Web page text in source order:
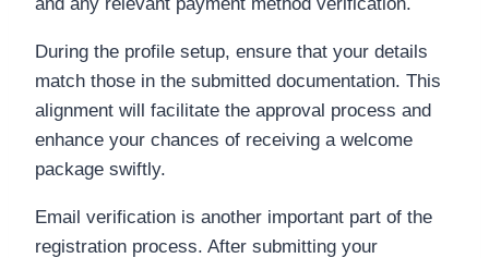
During the profile setup, ensure that your details
match those in the submitted documentation. This
alignment will facilitate the approval process and
enhance your chances of receiving a welcome
package swiftly.
Email verification is another important part of the
registration process. After submitting your